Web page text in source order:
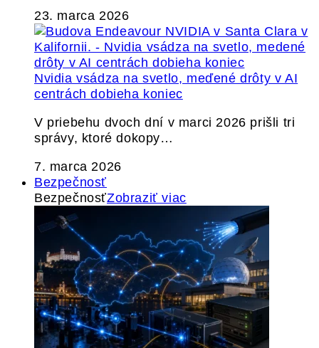
23. marca 2026
Nvidia vsádza na svetlo, meďené drôty v AI
centrách dobieha koniec
V priebehu dvoch dní v marci 2026 prišli tri
správy, ktoré dokopy…
7. marca 2026
Bezpečnosť
BezpečnosťZobraziť viac